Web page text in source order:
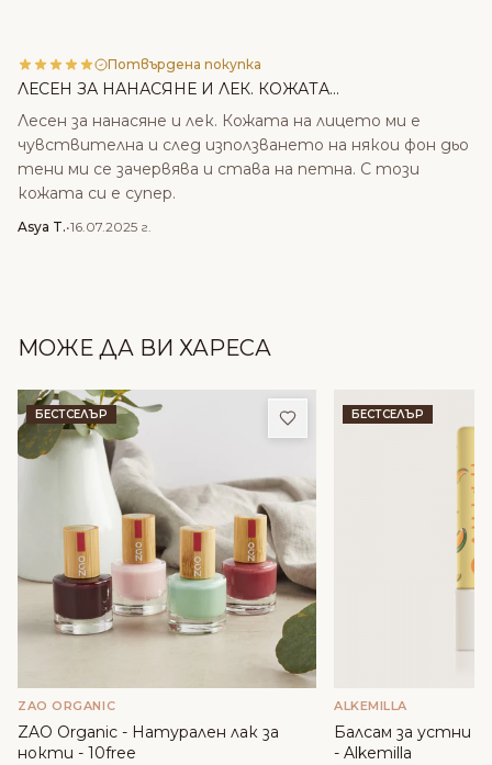
Потвърдена покупка
ЛЕСЕН ЗА НАНАСЯНЕ И ЛЕК. КОЖАТА...
Лесен за нанасяне и лек. Кожата на лицето ми е
чувствителна и след използването на някои фон дьо
тени ми се зачервява и става на петна. С този
кожата си е супер.
Asya T.•16.07.2025 г.
МОЖЕ ДА ВИ ХАРЕСА
БЕСТСЕЛЪР Добави в любими
ZAO ORGANIC
ZAO Organic - Натурален лак за
нокти - 10free
БЕСТСЕЛЪР
ALKEMILLA
Балсам за устни с
- Alkemilla